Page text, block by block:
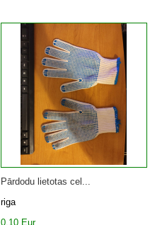
Pārdodu lietotas cel...
riga
0.10 Eur